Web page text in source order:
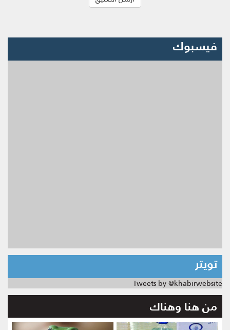
فيسبوك
تويتر
Tweets by @khabirwebsite
من هنا وهناك